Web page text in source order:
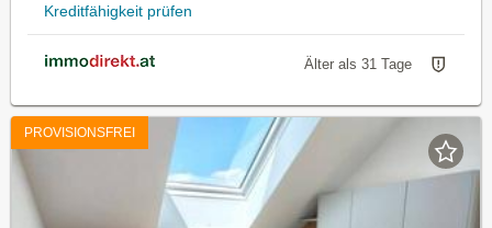
Kreditfähigkeit prüfen
Älter als 31 Tage
PROVISIONSFREI